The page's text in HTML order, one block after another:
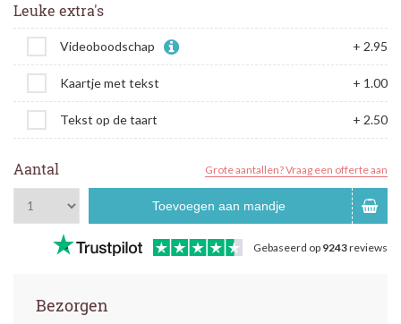
Leuke extra's
Videoboodschap + 2.95
Kaartje met tekst + 1.00
Tekst op de taart + 2.50
Aantal Grote aantallen? Vraag een offerte aan
Toevoegen aan mandje
Gebaseerd op 9243reviews
Bezorgen